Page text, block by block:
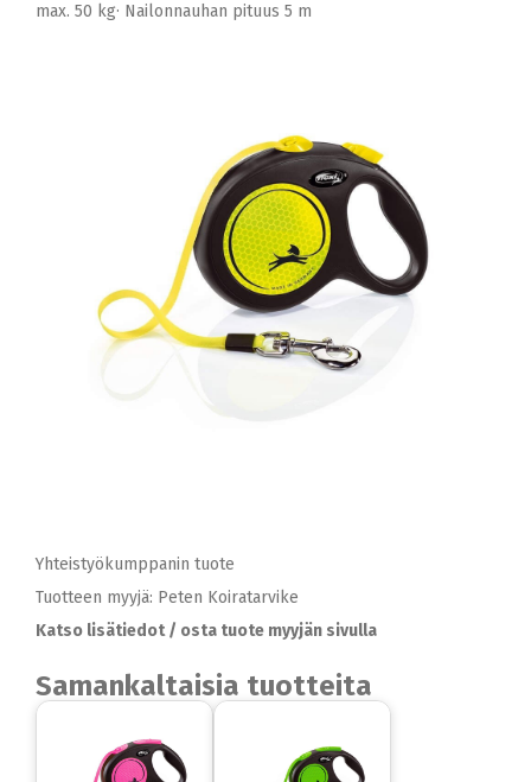
max. 50 kg· Nailonnauhan pituus 5 m
Yhteistyökumppanin tuote
Tuotteen myyjä: Peten Koiratarvike
Katso lisätiedot / osta tuote myyjän sivulla
Samankaltaisia tuotteita